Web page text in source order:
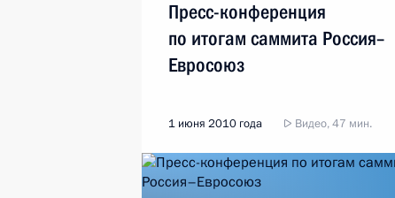
Пресс-конференция
по итогам саммита Россия–
Евросоюз
1 июня 2010 года Видео, 47 мин.